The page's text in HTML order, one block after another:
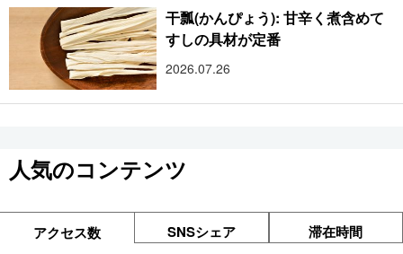
干瓢(かんぴょう): 甘辛く煮含めて
すしの具材が定番
2026.07.26
人気のコンテンツ
アクセス数 SNSシェア 滞在時間